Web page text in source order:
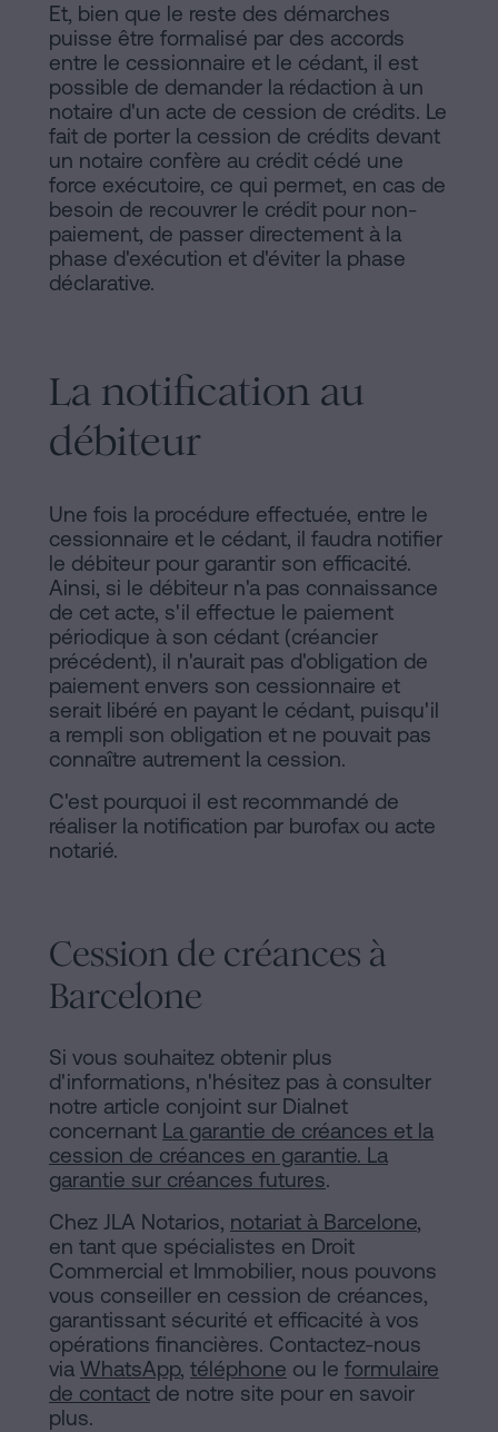
Et, bien que le reste des démarches
puisse être formalisé par des accords
entre le cessionnaire et le cédant, il est
possible de demander la rédaction à un
notaire d'un acte de cession de crédits. Le
fait de porter la cession de crédits devant
un notaire confère au crédit cédé une
force exécutoire, ce qui permet, en cas de
besoin de recouvrer le crédit pour non-
paiement, de passer directement à la
phase d'exécution et d'éviter la phase
déclarative.
La notification au
débiteur
Une fois la procédure effectuée, entre le
cessionnaire et le cédant, il faudra notifier
le débiteur pour garantir son efficacité.
Ainsi, si le débiteur n'a pas connaissance
de cet acte, s'il effectue le paiement
périodique à son cédant (créancier
précédent), il n'aurait pas d'obligation de
paiement envers son cessionnaire et
serait libéré en payant le cédant, puisqu'il
a rempli son obligation et ne pouvait pas
connaître autrement la cession.
C'est pourquoi il est recommandé de
réaliser la notification par burofax ou acte
notarié.
Cession de créances à
Barcelone
Si vous souhaitez obtenir plus
d'informations, n'hésitez pas à consulter
notre article conjoint sur Dialnet
concernant La garantie de créances et la
cession de créances en garantie. La
garantie sur créances futures.
Chez JLA Notarios, notariat à Barcelone,
en tant que spécialistes en Droit
Commercial et Immobilier, nous pouvons
vous conseiller en cession de créances,
garantissant sécurité et efficacité à vos
opérations financières. Contactez-nous
via WhatsApp, téléphone ou le formulaire
de contact de notre site pour en savoir
plus.